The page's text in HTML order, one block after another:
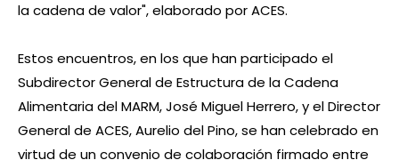
la cadena de valor", elaborado por ACES.
Estos encuentros, en los que han participado el
Subdirector General de Estructura de la Cadena
Alimentaria del MARM, José Miguel Herrero, y el Director
General de ACES, Aurelio del Pino, se han celebrado en
virtud de un convenio de colaboración firmado entre